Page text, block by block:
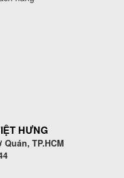
HƯNG
TP.HCM